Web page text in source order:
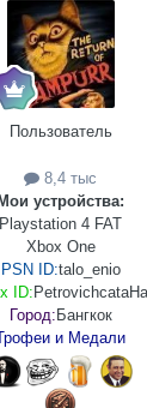
Пользователь
8,4 тыс
Мои устройства:
Playstation 4 FAT
Xbox One
PSN ID:talo_enio
ID:
Город: Бангкок
и Медали